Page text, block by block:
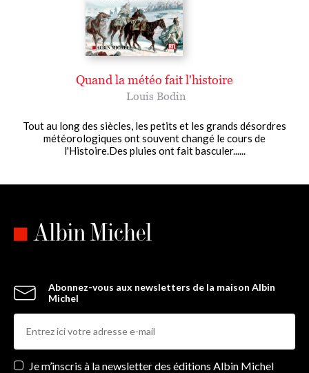
Quand la météo fait l'histoire
Louis Bodin
Tout au long des siècles, les petits et les grands désordres
météorologiques ont souvent changé le cours de
l'Histoire.Des pluies ont fait basculer......
Abonnez-vous aux newsletters de la maison Albin
Michel
Newsletters
Je m’inscris à la newsletter des éditions Albin Michel